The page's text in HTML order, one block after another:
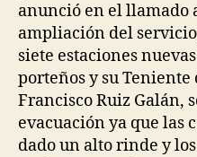
anunció en el llamado
ampliación del
siete estaciones
porteños y su Teniente
Francisco Ruiz Galán,
evacuación ya que las
dado un alto rinde y